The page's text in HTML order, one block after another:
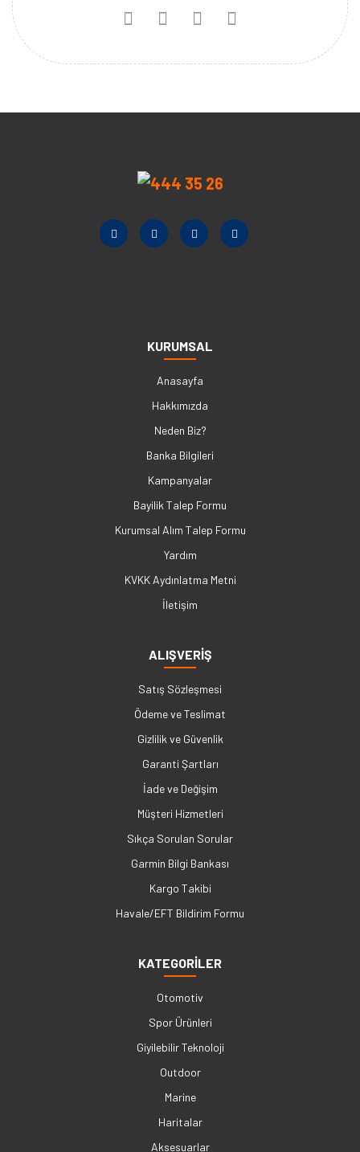
KURUMSAL
Anasayfa
Hakkımızda
Neden Biz?
Banka Bilgileri
Kampanyalar
Bayilik Talep Formu
Kurumsal Alım Talep Formu
Yardım
KVKK Aydınlatma Metni
İletişim
ALIŞVERİŞ
Satış Sözleşmesi
Ödeme ve Teslimat
Gizlilik ve Güvenlik
Garanti Şartları
İade ve Değişim
Müşteri Hizmetleri
Sıkça Sorulan Sorular
Garmin Bilgi Bankası
Kargo Takibi
Havale/EFT Bildirim Formu
KATEGORİLER
Otomotiv
Spor Ürünleri
Giyilebilir Teknoloji
Outdoor
Marine
Haritalar
Aksesuarlar